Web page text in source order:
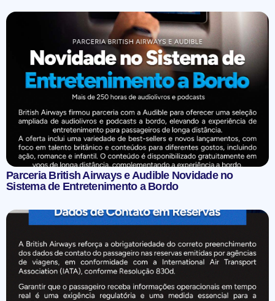
Parceria British Airways e Audible Novidade no
Sistema de Entretenimento a Bordo